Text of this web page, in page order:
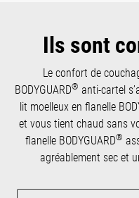
Ils sont
Le confort de
BODYGUARD® anti-cartel
lit moelleux en flanelle
et vous tient chaud sans
flanelle BODYGUARD®
agréablement sec et